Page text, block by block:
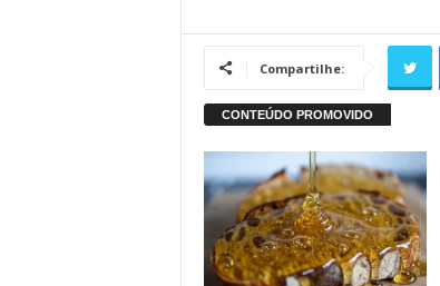
Compartilhe: